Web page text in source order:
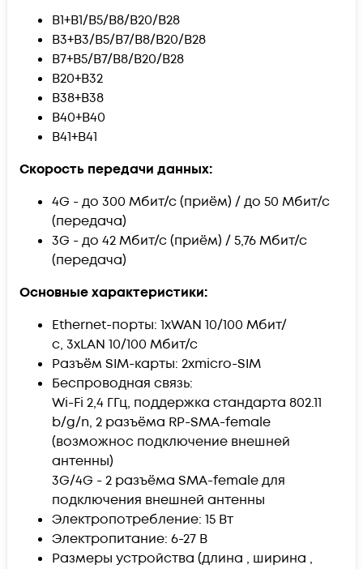
B1+B1/B5/B8/B20/B28
B3+B3/B5/B7/B8/B20/B28
B7+B5/B7/B8/B20/B28
B20+B32
B38+B38
B40+B40
B41+B41
Скорость передачи данных:
4G - до 300 Мбит/с (приём) / до 50 Мбит/с
(передача)
3G - до 42 Мбит/с (приём) / 5,76 Мбит/с
(передача)
Основные характеристики:
Ethernet-порты: 1хWAN 10/100 Мбит/
с, 3xLAN 10/100 Мбит/с
Разъём SIM-карты: 2хmicro-SIM
Беспроводная связь:
Wi-Fi 2,4 ГГц, поддержка стандарта 802.11
b/g/n, 2 разъёма RP-SMA-female
(возможнос подключение внешней
антенны)
3G/4G - 2 разъёма SMA-female для
подключения внешней антенны
Электропотребление: 15 Вт
Электропитание: 6-27 В
Размеры устройства (длина , ширина ,